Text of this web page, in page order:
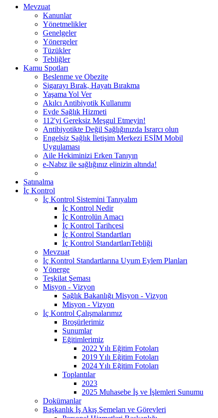
Mevzuat
Kanunlar
Yönetmelikler
Genelgeler
Yönergeler
Tüzükler
Tebliğler
Kamu Spotları
Beslenme ve Obezite
Sigarayı Bırak, Hayatı Bırakma
Yaşama Yol Ver
Akılcı Antibiyotik Kullanımı
Evde Sağlık Hizmeti
112'yi Gereksiz Meşgul Etmeyin!
Antibiyotikte Değil Sağlığınızda Israrcı olun
Engelsiz Sağlık İletişim Merkezi ESİM Mobil
Uygulaması
Aile Hekiminizi Erken Tanıyın
e-Nabız ile sağlığınız elinizin altında!
Satınalma
İç Kontrol
İç Kontrol Sistemini Tanıyalım
İç Kontrol Nedir
İç Kontrolün Amacı
İç Kontrol Tarihçesi
İç Kontrol Standartları
İç Kontrol StandartlarıTebliği
Mevzuat
İç Kontrol Standartlarına Uyum Eylem Planları
Yönerge
Teşkilat Şeması
Misyon - Vizyon
Sağlık Bakanlığı Misyon - Vizyon
Misyon - Vizyon
İç Kontrol Çalışmalarımız
Broşürlerimiz
Sunumlar
Eğitimlerimiz
2022 Yılı Eğitim Fotoları
2019 Yılı Eğitim Fotoları
2024 Yılı Eğitim Fotoları
Toplantılar
2023
2025 Muhasebe İş ve İşlemleri Sunumu
Dokümanlar
Başkanlık İş Akış Şemeları ve Görevleri